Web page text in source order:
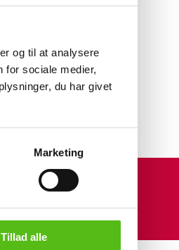
og til at analysere
for sociale medier,
du har givet
Marketing
Tillad alle